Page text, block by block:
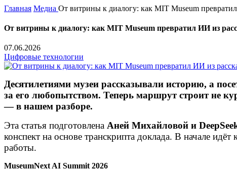
Главная Медиа От витрины к диалогу: как MIT Museum
От витрины к диалогу: как MIT Museum превратил ИИ из
07.06.2026
Цифровые технологии
Десятилетиями музеи рассказывали историю, а
за его любопытством. Теперь маршрут строит не
— в нашем разборе.
Эта статья подготовлена Аней Михайловой и
конспект на основе транскрипта доклада. В начале
работы.
MuseumNext AI Summit 2026